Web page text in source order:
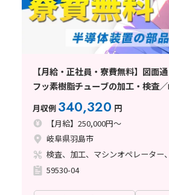
【月給・正社員・寮費無料】図面
フッ素樹脂チューブの加工・検査
月収例 340,320 円
【月給】250,000円～
岐阜県羽島市
59530-04